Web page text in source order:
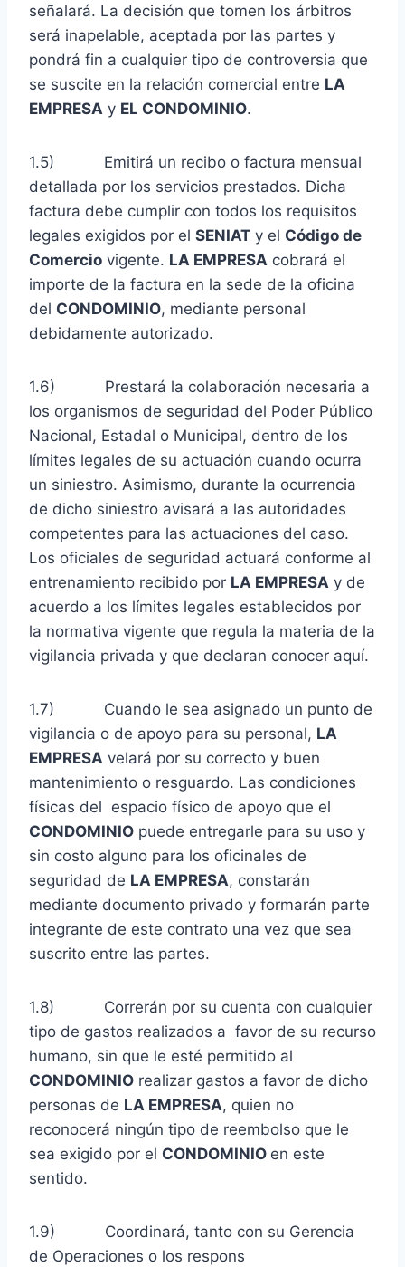
señalará. La decisión que tomen los árbitros
será inapelable, aceptada por las partes y
pondrá fin a cualquier tipo de controversia que
se suscite en la relación comercial entre LA
EMPRESA y EL CONDOMINIO.
1.5) Emitirá un recibo o factura mensual
detallada por los servicios prestados. Dicha
factura debe cumplir con todos los requisitos
legales exigidos por el SENIAT y el Código de
Comercio vigente. LA EMPRESA cobrará el
importe de la factura en la sede de la oficina
del CONDOMINIO, mediante personal
debidamente autorizado.
1.6) Prestará la colaboración necesaria a
los organismos de seguridad del Poder Público
Nacional, Estadal o Municipal, dentro de los
límites legales de su actuación cuando ocurra
un siniestro. Asimismo, durante la ocurrencia
de dicho siniestro avisará a las autoridades
competentes para las actuaciones del caso.
Los oficiales de seguridad actuará conforme al
entrenamiento recibido por LA EMPRESA y de
acuerdo a los límites legales establecidos por
la normativa vigente que regula la materia de la
vigilancia privada y que declaran conocer aquí.
1.7) Cuando le sea asignado un punto de
vigilancia o de apoyo para su personal, LA
EMPRESA velará por su correcto y buen
mantenimiento o resguardo. Las condiciones
físicas del espacio físico de apoyo que el
CONDOMINIO puede entregarle para su uso y
sin costo alguno para los oficinales de
seguridad de LA EMPRESA, constarán
mediante documento privado y formarán parte
integrante de este contrato una vez que sea
suscrito entre las partes.
1.8) Correrán por su cuenta con cualquier
tipo de gastos realizados a favor de su recurso
humano, sin que le esté permitido al
CONDOMINIO realizar gastos a favor de dicho
personas de LA EMPRESA, quien no
reconocerá ningún tipo de reembolso que le
sea exigido por el CONDOMINIO en este
sentido.
1.9) Coordinará, tanto con su Gerencia
de Operaciones o los respons